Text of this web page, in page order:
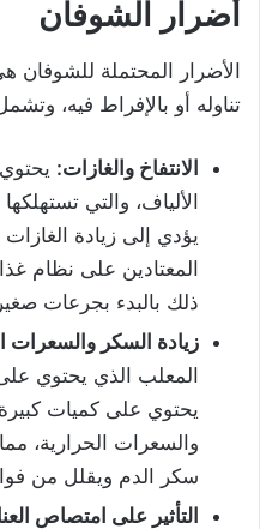
أضرار الشوفان
الأضرار المحتملة
تناوله أو بالإفراط فيه،
الانتفاخ والغازات:
الألياف، والتي
يؤدي إلى زيادة
المعتادين على نظام
ذلك بالبدء بجرعات
زيادة السكر والسعرات
المعلب الذي يحتوي
يحتوي على كميات
والسعرات الحرارية،
سكر الدم ويقلل من
التأثير على امتصاص